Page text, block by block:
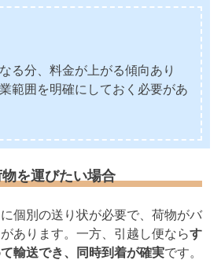
る分、料金が上がる傾向あり
範囲を明確にしておく必要があ
を運びたい場合
個別の送り状が必要で、荷物がバ
あります。一方、引越し便ならす
輸送でき、同時到着が確実です。